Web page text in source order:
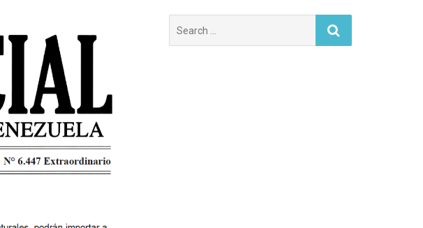
for: